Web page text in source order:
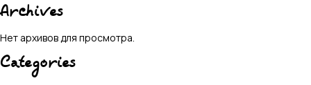
Archives
Нет архивов для просмотра.
Categories